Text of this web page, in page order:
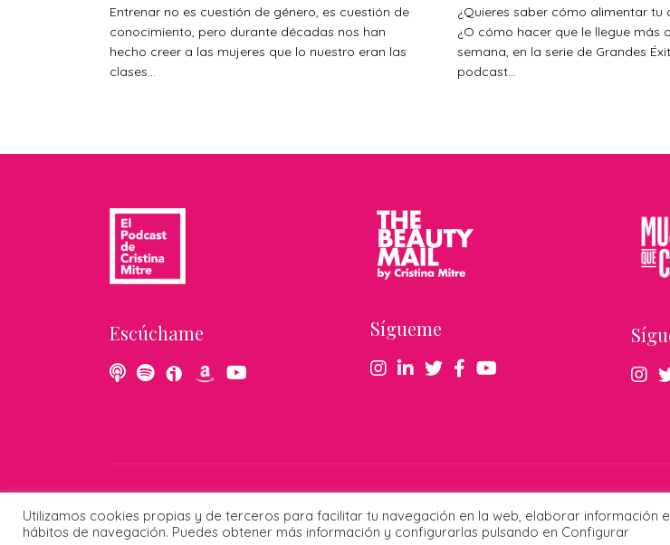
Entrenar no es cuestión de género, es cuestión de
conocimiento, pero durante décadas nos han
hecho creer a las mujeres que lo nuestro eran las
clases...
¿Quieres saber cómo alimentar tu
¿O cómo hacer que le llegue más
semana, en la serie de Grandes
podcast...
Escúchame Sígueme
Utilizamos cookies propias y de terceros para facilitar tu navegación en la web, elaborar información
hábitos de navegación. Puedes obtener más información y configurarlas pulsando en Configurar